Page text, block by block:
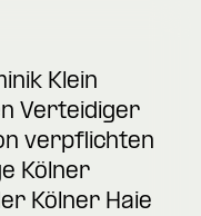
Klein
Verteidiger
verpflichten
Kölner
Kölner Haie